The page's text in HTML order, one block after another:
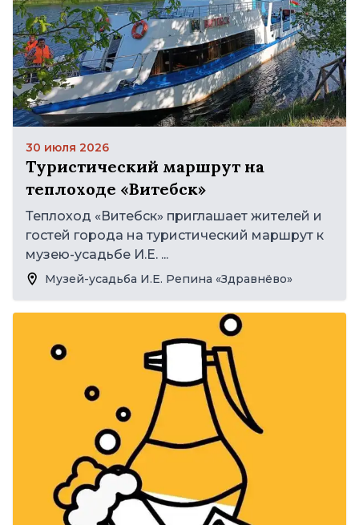
30 июля 2026
Туристический маршрут на
теплоходе «Витебск»
Теплоход «Витебск» приглашает жителей и
гостей города на туристический маршрут к
музею-усадьбе И.Е. ...
Музей-усадьба И.Е. Репина «Здравнёво»